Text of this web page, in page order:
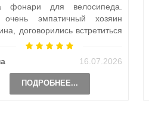
фонари для велосипеда.
эмпатичный хозяин
договорились встретиться
чтобы передать ..
16.07.2026
ПОДРОБНЕЕ...